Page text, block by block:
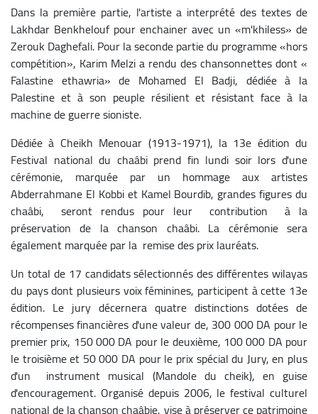
Dans la première partie, l'artiste a interprété des textes de
Lakhdar Benkhelouf pour enchainer avec un «m'khiless» de
Zerouk Daghefali. Pour la seconde partie du programme «hors
compétition», Karim Melzi a rendu des chansonnettes dont «
Falastine ethawria» de Mohamed El Badji, dédiée à la
Palestine et à son peuple résilient et résistant face à la
machine de guerre sioniste.
Dédiée à Cheikh Menouar (1913-1971), la 13e édition du
Festival national du chaâbi prend fin lundi soir lors d'une
cérémonie, marquée par un hommage aux artistes
Abderrahmane El Kobbi et Kamel Bourdib, grandes figures du
chaâbi, seront rendus pour leur contribution à la
préservation de la chanson chaâbi. La cérémonie sera
également marquée par la remise des prix lauréats.
Un total de 17 candidats sélectionnés des différentes wilayas
du pays dont plusieurs voix féminines, participent à cette 13e
édition. Le jury décernera quatre distinctions dotées de
récompenses financières d'une valeur de, 300 000 DA pour le
premier prix, 150 000 DA pour le deuxième, 100 000 DA pour
le troisième et 50 000 DA pour le prix spécial du Jury, en plus
d'un instrument musical (Mandole du cheik), en guise
d'encouragement. Organisé depuis 2006, le festival culturel
national de la chanson chaâbie, vise à préserver ce patrimoine